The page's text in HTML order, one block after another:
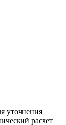
уточнения
расчет